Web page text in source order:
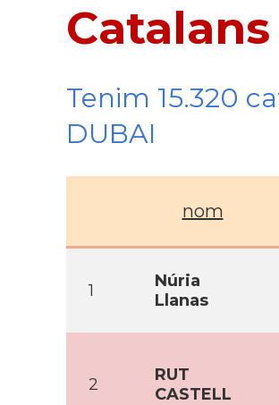
Tenim 15.320
DUBAI
nom
1
Núria
Llanas
2
RUT
CASTELL